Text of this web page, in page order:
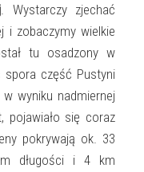
. Wystarczy zjechać
i zobaczymy wielkie
tu osadzony w
spora część Pustyni
w wyniku nadmiernej
pojawiało się coraz
pokrywają ok. 33
długości i 4 km